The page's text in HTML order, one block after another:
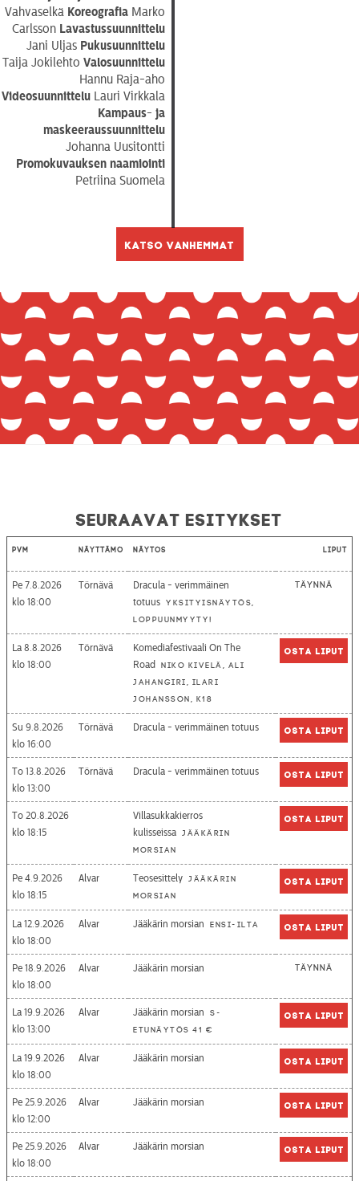
Vahvaselkä Koreografia Marko
Carlsson Lavastussuunnittelu
Jani Uljas Pukusuunnittelu
Taija JokilehtoValosuunnittelu
Hannu Raja-aho
Videosuunnittelu Lauri Virkkala
Kampaus- ja
maskeeraussuunnittelu
Johanna Uusitontti
Promokuvauksen naamiointi
Petriina Suomela
Katso vanhemmat
Seuraavat esitykset
Pvm Näyttämö Näytös Liput
Pe 7.8.2026
18:00
Törnävä
Dracula - verimmäinen
totuus Yksityisnäytös,
loppuunmyyty!
Täynnä
La 8.8.2026
18:00
Törnävä
Komediafestivaali On The
Road
Niko Kivelä, Ali
Jahangiri, Ilari
Johansson, K18
Osta liput
Su 9.8.2026
16:00
Törnävä Dracula - verimmäinen totuus Osta liput
To 13.8.2026
13:00
Törnävä Dracula - verimmäinen totuus Osta liput
To 20.8.2026
18:15
Villasukkakierros
kulisseissa Jääkärin
morsian
Osta liput
Pe 4.9.2026
18:15
Alvar Teosesittely Jääkärin
morsian
Osta liput
La 12.9.2026
18:00
Alvar Jääkärin morsian Ensi-ilta Osta liput
Pe 18.9.2026
18:00
Alvar Jääkärin morsian Täynnä
La 19.9.2026
13:00
Alvar Jääkärin morsian
S-
etunäytös 41 €
Osta liput
La 19.9.2026
18:00
Alvar Jääkärin morsian Osta liput
Pe 25.9.2026
12:00
Alvar Jääkärin morsian Osta liput
Pe 25.9.2026
18:00
Alvar Jääkärin morsian Osta liput